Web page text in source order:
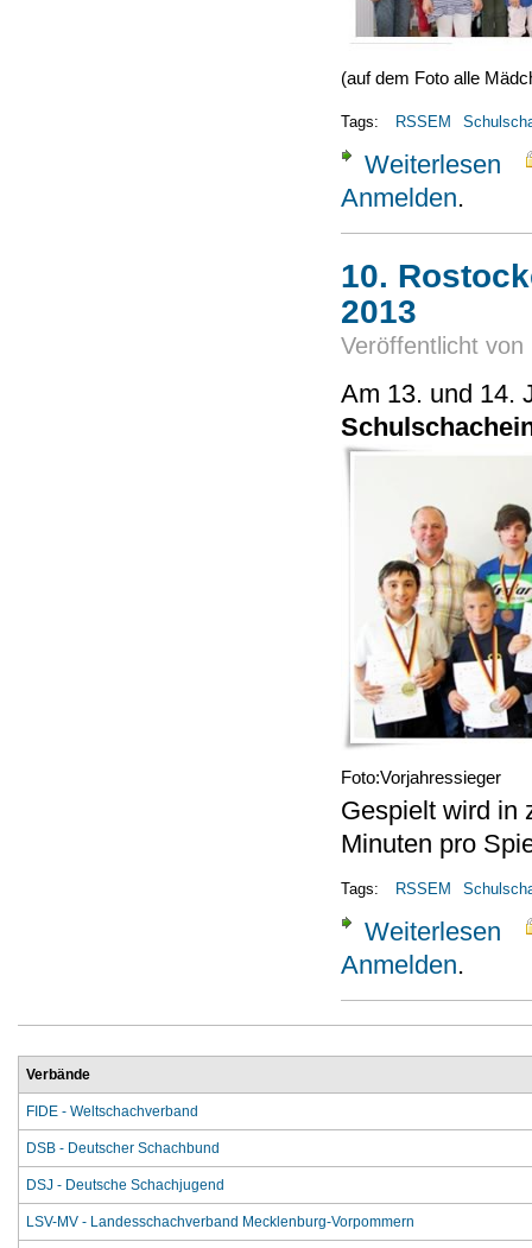
(auf dem Foto alle
Tags: RSSEM
Weiterlesen
Anmelden.
10.
2013
Veröffentlicht von
Am 13. und 14.
Foto:Vorjahressieger
Gespielt wird in
Minuten pro
Tags: RSSEM
Weiterlesen
Anmelden.
Verbände
FIDE - Weltschachverband
DSB - Deutscher Schachbund
DSJ - Deutsche Schachjugend
LSV-MV - Landesschachverband Mecklenburg-Vorpommern